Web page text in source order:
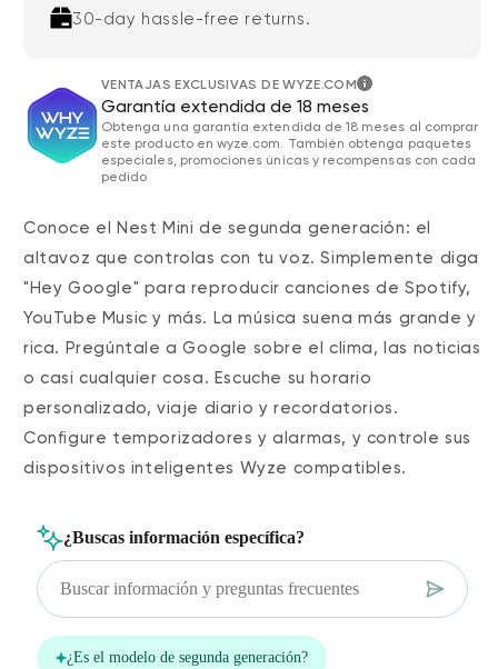
30-day hassle-free returns.
VENTAJAS EXCLUSIVAS DE WYZE.COM
Garantía extendida de 18 meses
Obtenga una garantía extendida de 18 meses al comprar
este producto en wyze.com. También obtenga paquetes
especiales, promociones únicas y recompensas con cada
pedido
Conoce el Nest Mini de segunda generación: el
altavoz que controlas con tu voz. Simplemente diga
"Hey Google" para reproducir canciones de Spotify,
YouTube Music y más. La música suena más grande y
rica. Pregúntale a Google sobre el clima, las noticias
o casi cualquier cosa. Escuche su horario
personalizado, viaje diario y recordatorios.
Configure temporizadores y alarmas, y controle sus
dispositivos inteligentes Wyze compatibles.